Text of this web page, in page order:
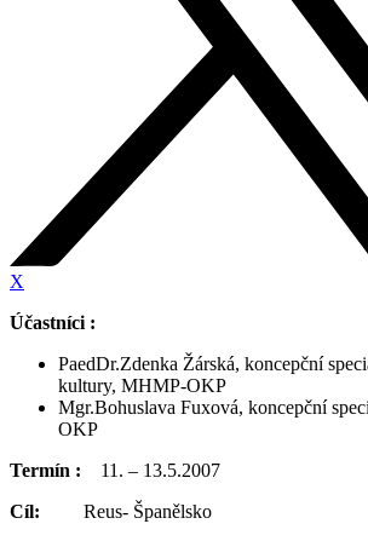
X
Účastníci :
PaedDr.Zdenka Žárská, koncepční
kultury, MHMP-OKP
Mgr.Bohuslava Fuxová, koncepční
OKP
Termín :
11. – 13.5.2007
Cíl:
Reus- Španělsko